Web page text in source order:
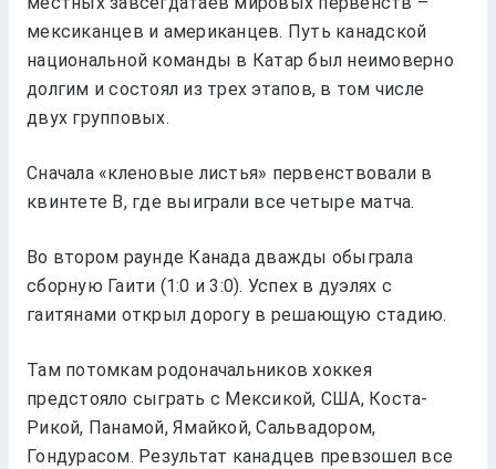
мексиканцев и американцев. Путь канадской
национальной команды в Катар был неимоверно
долгим и состоял из трех этапов, в том числе
двух групповых.
Сначала «кленовые листья» первенствовали в
квинтете В, где выиграли все четыре матча.
Во втором раунде Канада дважды обыграла
сборную Гаити (1:0 и 3:0). Успех в дуэлях с
гаитянами открыл дорогу в решающую стадию.
Там потомкам родоначальников хоккея
предстояло сыграть с Мексикой, США, Коста-
Рикой, Панамой, Ямайкой, Сальвадором,
Гондурасом. Результат канадцев превзошел все